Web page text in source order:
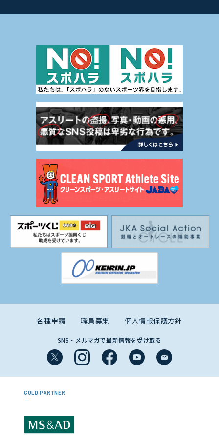
各種申請 職員募集 個人情報保護方針
SNS・メルマガで最新情報を受け取る
GOLD PARTNER